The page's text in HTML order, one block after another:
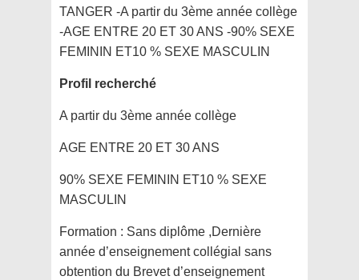
TANGER -A partir du 3ème année collège
-AGE ENTRE 20 ET 30 ANS -90% SEXE
FEMININ ET10 % SEXE MASCULIN
Profil recherché
A partir du 3ème année collège
AGE ENTRE 20 ET 30 ANS
90% SEXE FEMININ ET10 % SEXE
MASCULIN
Formation : Sans diplôme ,Dernière
année d’enseignement collégial sans
obtention du Brevet d’enseignement